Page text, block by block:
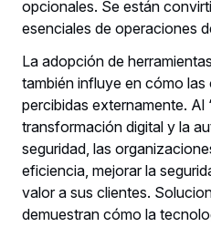
opcionales. Se están
esenciales de operaciones
La adopción de
también influye en cómo
percibidas externamente. Al
transformación digital y la
seguridad, las
eficiencia, mejorar la
valor a sus clientes.
demuestran cómo la